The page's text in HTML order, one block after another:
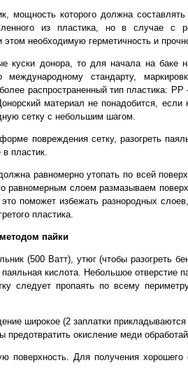
мощность которого должна
из пластика, но в случае с
необходимую герметичность и
куски донора, то для начала на баке
стандарту,
распространенный тип пластика: РР
материал не понадобится,
сетку с небольшим шагом.
повреждения сетку, разогреть
пластик.
равномерно утопать по всей
равномерным слоем размазываем
поможет избежать разнородных
пластика.
пайки
(500 Ватт), утюг (чтобы разогреть
кислота. Небольшое отверстие
следует пропаять по всему
широкое (2 заплатки прикладываются
окисление меди
поверхность. Для получения хорошего